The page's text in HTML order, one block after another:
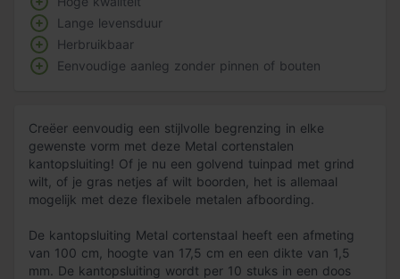
Lange levensduur
Herbruikbaar
Eenvoudige aanleg zonder pinnen of bouten
Creëer eenvoudig een stijlvolle begrenzing in elke
gewenste vorm met deze Metal cortenstalen
kantopsluiting! Of je nu een golvend tuinpad met grind
wilt, of je gras netjes af wilt boorden, het is allemaal
mogelijk met deze flexibele metalen afboording.
De kantopsluiting Metal cortenstaal heeft een afmeting
van 100 cm, hoogte van 17,5 cm en een dikte van 1,5
mm. De kantopsluiting wordt per 10 stuks in een doos